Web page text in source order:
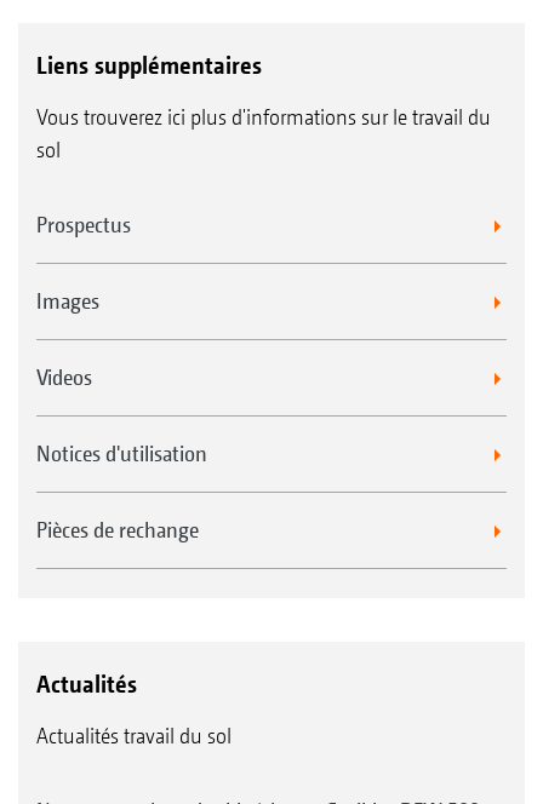
Liens supplémentaires
Vous trouverez ici plus d'informations sur le travail du
sol
Prospectus
Images
Videos
Notices d'utilisation
Pièces de rechange
Actualités
Actualités travail du sol